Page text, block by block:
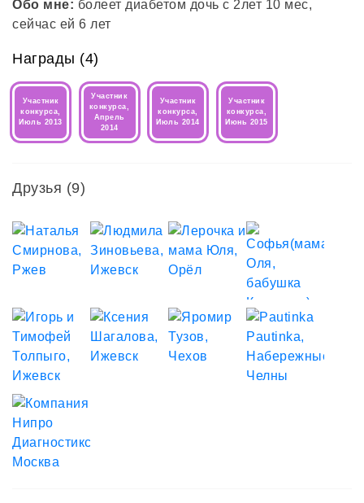
Обо мне: болеет диабетом дочь с 2лет 10 мес,
сейчас ей 6 лет
Награды (4)
Участник
конкурса,
Июль 2013
Участник
конкурса,
Апрель
2014
Участник
конкурса,
Июль 2014
Участник
конкурса,
Июнь 2015
Друзья (9)